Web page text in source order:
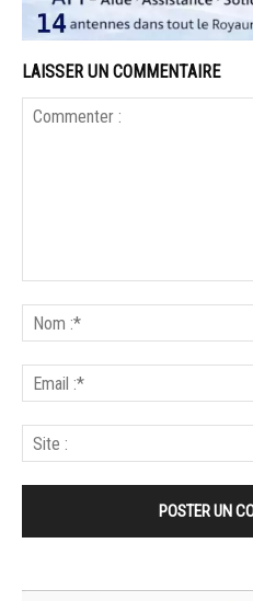
LAISSER UN COMMENTAIRE